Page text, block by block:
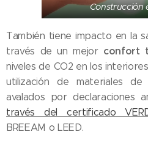
Construcción
También tiene impacto en la
través de un mejor confort
niveles de CO2 en los
utilización de materiales
avalados por declaraciones
través del certificado
BREEAM o LEED.